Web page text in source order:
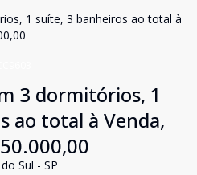
1 suíte, 3 banheiros ao total à
3 dormitórios, 1
ao total à Venda,
Sul - SP